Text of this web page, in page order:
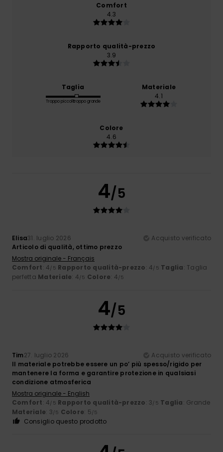
Comfort
4.3
Rapporto qualità-prezzo
3.9
Taglia
Troppo piccoloTroppo grande
Materiale
4.1
Colore
4.6
4/5
Elisa31. luglio 2026
Acquisto verificato
Articolo di qualità, ottimo prezzo
Mostra originale - Français
Comfort: 4/5 Rapporto qualità-prezzo: 4/5 Taglia: Taglia
perfetta Materiale: 4/5 Colore: 4/5
4/5
Tim27. luglio 2026
Acquisto verificato
Il materiale potrebbe essere un po’ più spesso/rigido per
mantenere la forma e garantire protezione in qualsiasi
condizione atmosferica
Mostra originale - English
Comfort: 4/5 Rapporto qualità-prezzo: 3/5 Taglia: Grande
Materiale: 3/5 Colore: 5/5
Consiglio questo prodotto